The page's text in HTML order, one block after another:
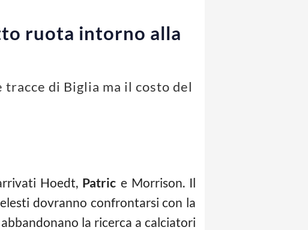
ruota intorno alla
di Biglia ma il costo del
Hoedt, Patric e Morrison. Il
dovranno confrontarsi con la
la ricerca a calciatori